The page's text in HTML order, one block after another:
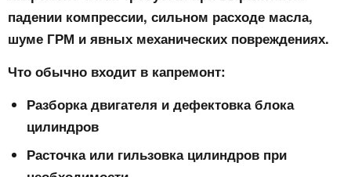
падении компрессии, сильном расходе масла,
шуме ГРМ и явных механических повреждениях.
Что обычно входит в капремонт:
Разборка двигателя и дефектовка блока
цилиндров
Расточка или гильзовка цилиндров при